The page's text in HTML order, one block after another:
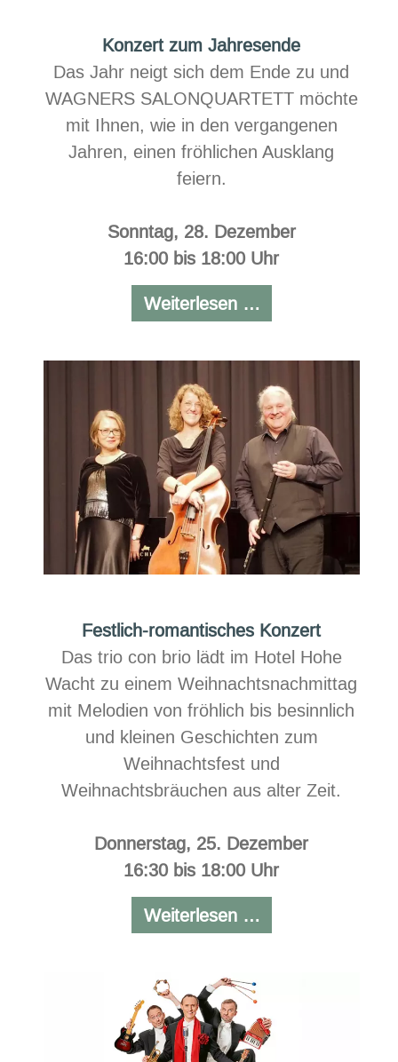
Konzert zum Jahresende
Das Jahr neigt sich dem Ende zu und
WAGNERS SALONQUARTETT möchte
mit Ihnen, wie in den vergangenen
Jahren, einen fröhlichen Ausklang
feiern.
Sonntag, 28. Dezember
16:00 bis 18:00 Uhr
Weiterlesen …
zum
Festlich-romantisches Konzert
Das trio con briolädt im Hotel Hohe
Wacht zu einem Weihnachtsnachmittag
mit Melodien von fröhlich bis besinnlich
und kleinen Geschichten zum
Weihnachtsfest und
Weihnachtsbräuchen aus alter Zeit.
Donnerstag, 25. Dezember
16:30 bis 18:00 Uhr
Weiterlesen …
romantisches